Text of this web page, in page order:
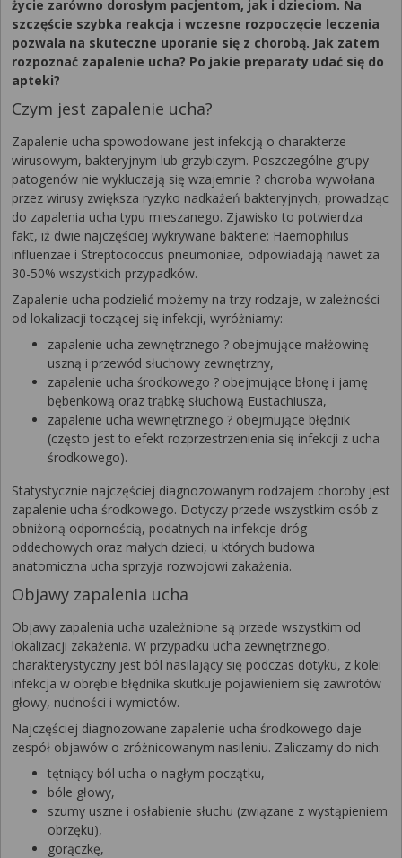
życie zarówno dorosłym pacjentom, jak i dzieciom. Na
szczęście szybka reakcja i wczesne rozpoczęcie leczenia
pozwala na skuteczne uporanie się z chorobą. Jak zatem
rozpoznać zapalenie ucha? Po jakie preparaty udać się do
apteki?
Czym jest zapalenie ucha?
Zapalenie ucha spowodowane jest infekcją o charakterze
wirusowym, bakteryjnym lub grzybiczym. Poszczególne grupy
patogenów nie wykluczają się wzajemnie ? choroba wywołana
przez wirusy zwiększa ryzyko nadkażeń bakteryjnych, prowadząc
do zapalenia ucha typu mieszanego. Zjawisko to potwierdza
fakt, iż dwie najczęściej wykrywane bakterie: Haemophilus
influenzae i Streptococcus pneumoniae, odpowiadają nawet za
30-50% wszystkich przypadków.
Zapalenie ucha podzielić możemy na trzy rodzaje, w zależności
od lokalizacji toczącej się infekcji, wyróżniamy:
zapalenie ucha zewnętrznego ? obejmujące małżowinę
uszną i przewód słuchowy zewnętrzny,
zapalenie ucha środkowego ? obejmujące błonę i jamę
bębenkową oraz trąbkę słuchową Eustachiusza,
zapalenie ucha wewnętrznego ? obejmujące błędnik
(często jest to efekt rozprzestrzenienia się infekcji z ucha
środkowego).
Statystycznie najczęściej diagnozowanym rodzajem choroby jest
zapalenie ucha środkowego. Dotyczy przede wszystkim osób z
obniżoną odpornością, podatnych na infekcje dróg
oddechowych oraz małych dzieci, u których budowa
anatomiczna ucha sprzyja rozwojowi zakażenia.
Objawy zapalenia ucha
Objawy zapalenia ucha uzależnione są przede wszystkim od
lokalizacji zakażenia. W przypadku ucha zewnętrznego,
charakterystyczny jest ból nasilający się podczas dotyku, z kolei
infekcja w obrębie błędnika skutkuje pojawieniem się zawrotów
głowy, nudności i wymiotów.
Najczęściej diagnozowane zapalenie ucha środkowego daje
zespół objawów o zróżnicowanym nasileniu. Zaliczamy do nich:
tętniący ból ucha o nagłym początku,
bóle głowy,
szumy uszne i osłabienie słuchu (związane z wystąpieniem
obrzęku),
gorączkę,